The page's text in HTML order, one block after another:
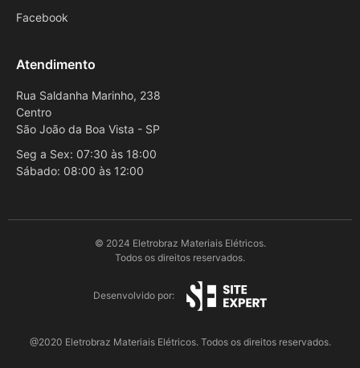
Facebook
Atendimento
Rua Saldanha Marinho, 238
Centro
São João da Boa Vista - SP
Seg a Sex: 07:30 às 18:00
Sábado: 08:00 às 12:00
© 2024 Eletrobraz Materiais Elétricos.
Todos os direitos reservados.
Desenvolvido por:
@2020 Eletrobraz Materiais Elétricos. Todos os direitos reservados.